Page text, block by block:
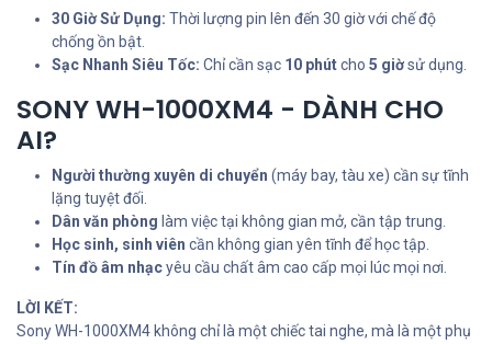
30 Giờ Sử Dụng: Thời lượng pin lên đến 30 giờ với chế độ
chống ồn bật.
Sạc Nhanh Siêu Tốc: Chỉ cần sạc 10 phútcho 5 giờsử dụng.
SONY WH-1000XM4 - DÀNH CHO
AI?
Người thường xuyên di chuyển (máy bay, tàu xe) cần sự tĩnh
lặng tuyệt đối.
Dân văn phòng làm việc tại không gian mở, cần tập trung.
Học sinh, sinh viên cần không gian yên tĩnh để học tập.
Tín đồ âm nhạcyêu cầu chất âm cao cấp mọi lúc mọi nơi.
LỜI KẾT:
Sony WH-1000XM4 không chỉ là một chiếc tai nghe, mà là một phụ